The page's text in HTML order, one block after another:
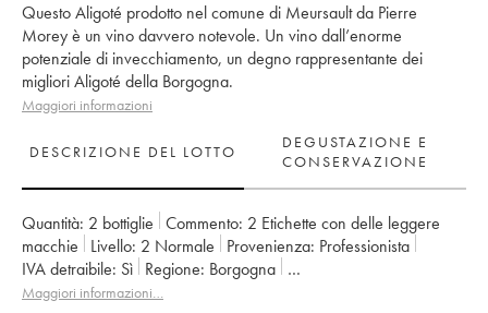
Questo Aligoté prodotto nel comune di Meursault da Pierre
Morey è un vino davvero notevole. Un vino dall’enorme
potenziale di invecchiamento, un degno rappresentante dei
migliori Aligoté della Borgogna.
Maggiori informazioni
DESCRIZIONE DEL LOTTO
DEGUSTAZIONE E
CONSERVAZIONE
Quantità: 2 bottiglie Commento: 2 Etichette con delle leggere
macchie
Livello: 2 Normale Provenienza:
professionista
IVA detraibile:
sì Regione:
Borgogna
Denominazione: Bourgogne Aligoté
Maggiori informazioni…